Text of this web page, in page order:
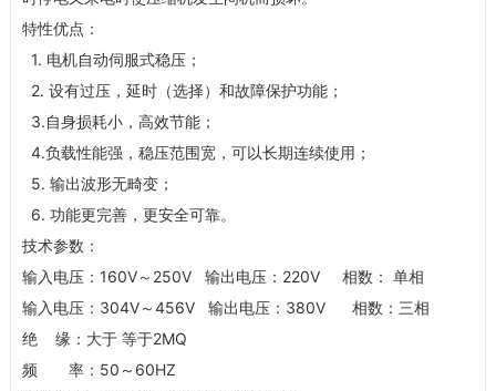
特性优点：
1. 电机自动伺服式稳压；
2. 设有过压，延时（选择）和故障保护功能；
3.自身损耗小，高效节能；
4.负载性能强，稳压范围宽，可以长期连续使用；
5. 输出波形无畸变；
6. 功能更完善，更安全可靠。
技术参数：
输入电压：160V～250V 输出电压：220V 相数： 单相
输入电压：304V～456V 输出电压：380V 相数：三相
绝 缘：大于 等于2MQ
频 率：50～60HZ